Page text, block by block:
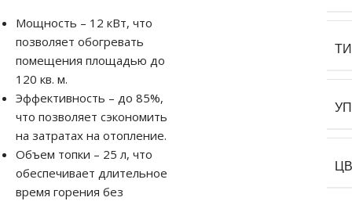
Мощность – 12 кВт, что
позволяет обогревать
помещения площадью до
120 кв. м.
Эффективность – до 85%,
что позволяет сэкономить
на затратах на отопление.
Объем топки – 25 л, что
обеспечивает длительное
время горения без